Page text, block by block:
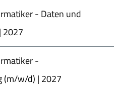
- Daten und
2027
-
(m/w/d) | 2027